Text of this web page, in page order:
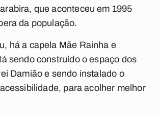
que aconteceu em 1995
da população.
há a capela Mãe Rainha e
sendo construído o espaço dos
Damião e sendo instalado o
para acolher melhor